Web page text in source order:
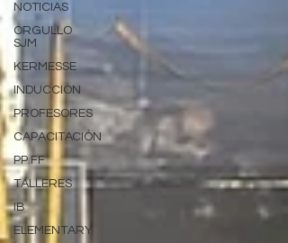
NOTICIAS
ORGULLO
SJM
KERMESSE
INDUCCIÓN
PROFESORES
CAPACITACIÓN
PP.FF
TALLERES
IB
ELEMENTARY